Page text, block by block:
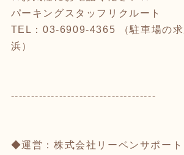
パーキングスタッフリクルート
TEL：03-6909-4365 （駐車場の求
浜）
------------------------------------
◆運営：株式会社リーベンサポート